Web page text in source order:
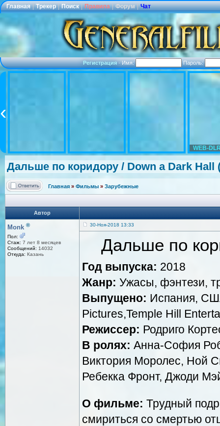
Главная | Трекер | Поиск | Правила | Форум | Чат
Регистрация·Имя: Пароль:
WEB-
Дальше по коридору / Down a Dark Hall
Главная » Фильмы » Зарубежные
Автор
Monk ®
Пол:
Стаж: 7 лет 8 месяцев
Сообщений: 14032
Откуда: Казань
30-Ноя-2018 13:33
Дальше по
Год выпуска: 2018
Жанр: Ужасы, фэнтези,
Выпущено: Испания,
Pictures,Temple Hill
Режиссер: Родриго
В ролях: Анна-София
Виктория Моролес, Ной
Ребекка Фронт, Джоди
О фильме: Трудный
смириться со смертью